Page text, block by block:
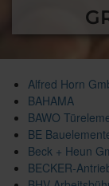
Alfred Horn
BAHAMA
BAWO
BE
Beck + Heun
BECKER-